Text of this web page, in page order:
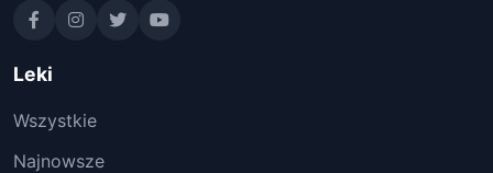
Leki
Wszystkie
Najnowsze